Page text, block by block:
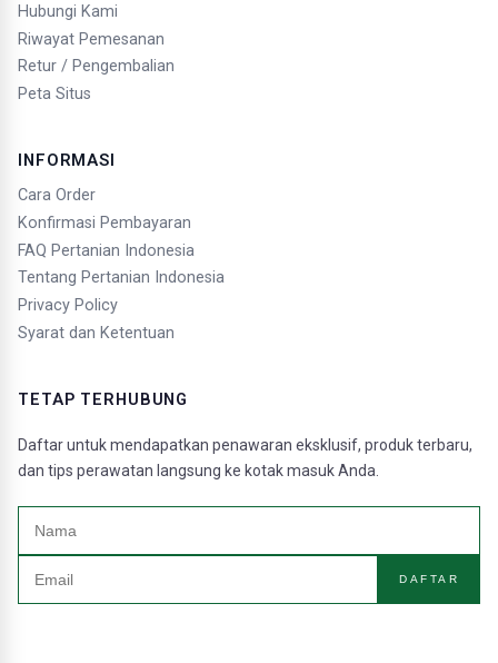
Hubungi Kami
Riwayat Pemesanan
Retur / Pengembalian
Peta Situs
INFORMASI
Cara Order
Konfirmasi Pembayaran
FAQ Pertanian Indonesia
Tentang Pertanian Indonesia
Privacy Policy
Syarat dan Ketentuan
TETAP TERHUBUNG
Daftar untuk mendapatkan penawaran eksklusif, produk terbaru,
dan tips perawatan langsung ke kotak masuk Anda.
DAFTAR